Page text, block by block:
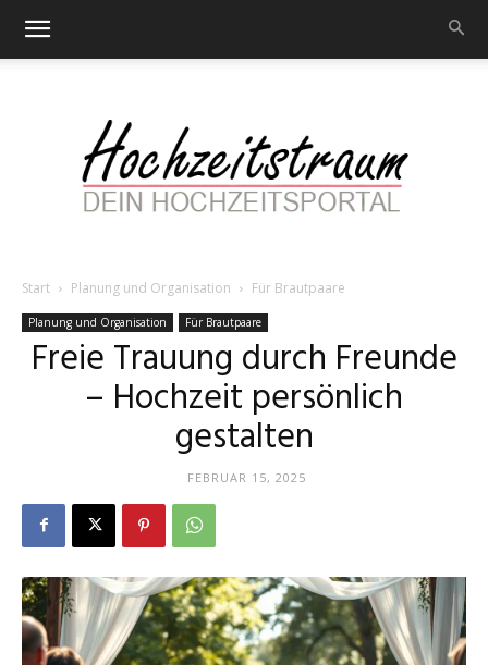
Hochzeitstraum
Portal
Start Planung und Organisation Für Brautpaare
Planung und Organisation Für Brautpaare
Freie Trauung durch Freunde
– Hochzeit persönlich
gestalten
FEBRUAR 15, 2025